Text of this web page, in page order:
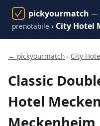
pickyourmatch —
prenotabile › City Hotel
← pickyourmatch › City
Classic
Hotel